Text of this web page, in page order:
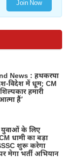
Join Now
News : हथकरघा
विदेश में धूम; CM
हमारी
हैं’
युवाओं के लिए
धामी का बड़ा
शुरू करेगा
मेगा भर्ती अभियान